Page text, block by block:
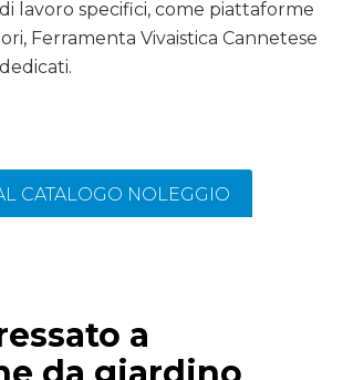
lavoro specifici, come piattaforme
Ferramenta Vivaistica Cannetese
CATALOGO NOLEGGIO
a